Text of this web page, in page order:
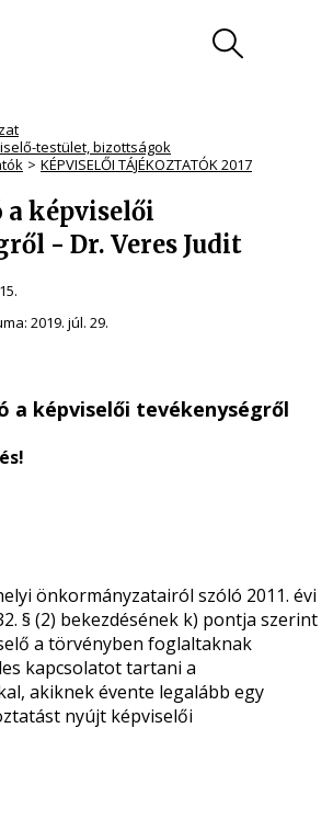
testület, bizottságok
KÉPVISELŐI TÁJÉKOZTATÓK 2017
képviselői
- Dr. Veres Judit
2019. júl. 29.
a képviselői tevékenységről
önkormányzatairól szóló 2011. évi
§ (2) bekezdésének k) pontja szerint
a törvényben foglaltaknak
kapcsolatot tartani a
akiknek évente legalább egy
nyújt képviselői